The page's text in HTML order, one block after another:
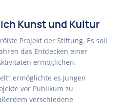
Kunst und Kultur
Projekt der Stiftung. Es soll
das Entdecken einer
ermöglichen.
ermöglichte es jungen
vor Publikum zu
verschiedene